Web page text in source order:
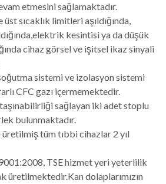
etmesini sağlamaktadır.
sıcaklık limitleri aşıldığında,
kesintisi ya da düşük
cihaz görsel ve işitsel ikaz sinyali
sistemi ve izolasyon sistemi
CFC gazı içermemektedir.
sağlayan iki adet stoplu
bulunmaktadır.
üretilmiş tüm tıbbi cihazlar 2 yıl
TSE hizmet yeri yeterlilik
üretilmektedir.Kan dolaplarımızın